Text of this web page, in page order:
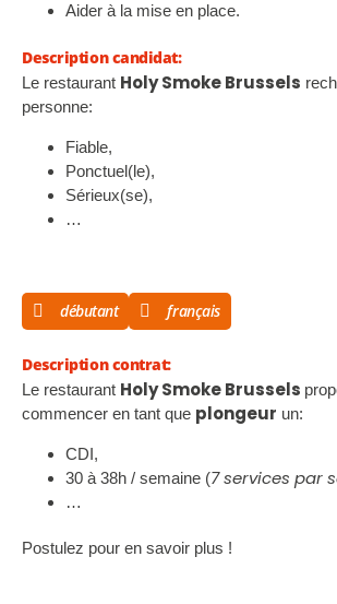
Aider à la mise en place.
Description candidat:
Le restaurant Holy Smoke Brussels
personne:
Fiable,
Ponctuel(le),
Sérieux(se),
…
débutant français
Description contrat:
Le restaurant Holy Smoke Brussels
commencer en tant que plongeur un:
CDI,
30 à 38h / semaine (7 services par
…
Postulez pour en savoir plus !